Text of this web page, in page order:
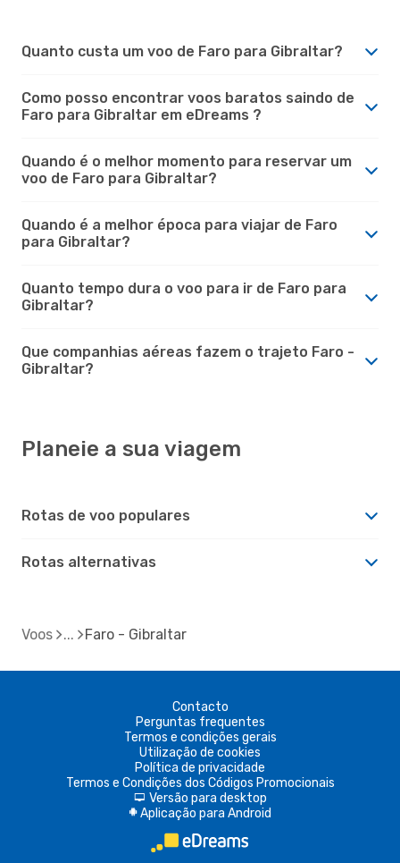
Quanto custa um voo de Faro para Gibraltar?
Como posso encontrar voos baratos saindo de
Faro para Gibraltar em eDreams ?
Quando é o melhor momento para reservar um
voo de Faro para Gibraltar?
Quando é a melhor época para viajar de Faro
para Gibraltar?
Quanto tempo dura o voo para ir de Faro para
Gibraltar?
Que companhias aéreas fazem o trajeto Faro -
Gibraltar?
Planeie a sua viagem
Rotas de voo populares
Rotas alternativas
Voos Faro - Gibraltar
Contacto
Perguntas frequentes
Termos e condições gerais
Utilização de cookies
Política de privacidade
Termos e Condições dos Códigos Promocionais
d Versão para desktop
A Aplicação para Android